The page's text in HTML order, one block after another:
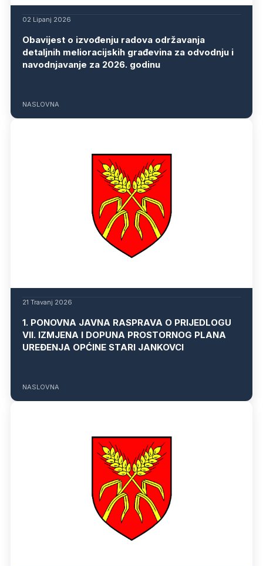
02 Lipanj 2026
Obavijest o izvođenju radova održavanja
detaljnih melioracijskih građevina za odvodnju i
navodnjavanje za 2026. godinu
NASLOVNA
21 Travanj 2026
1. PONOVNA JAVNA RASPRAVA O PRIJEDLOGU
VII. IZMJENA I DOPUNA PROSTORNOG PLANA
UREĐENJA OPĆINE STARI JANKOVCI
NASLOVNA